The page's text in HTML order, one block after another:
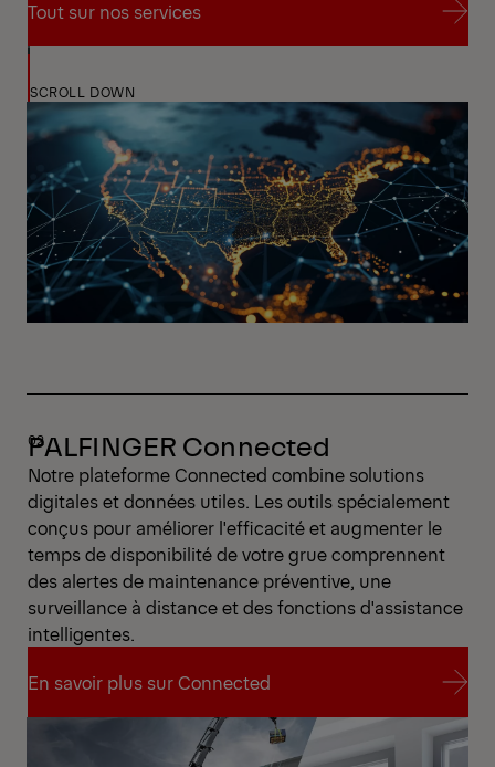
Tout sur nos services
Tout sur nos services
SCROLL DOWN
PALFINGER Connected
Notre plateforme Connected combine solutions
digitales et données utiles. Les outils spécialement
conçus pour améliorer l'efficacité et augmenter le
temps de disponibilité de votre grue comprennent
des alertes de maintenance préventive, une
surveillance à distance et des fonctions d'assistance
intelligentes.
En savoir plus sur Connected
En savoir plus sur Connected